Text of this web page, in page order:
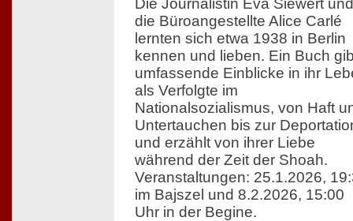
die Büroangestellte Alice Carlé
lernten sich etwa 1938 in Berlin
kennen und lieben. Ein Buch
umfassende Einblicke in ihr
als Verfolgte im
Nationalsozialismus, von Haft
Untertauchen bis zur
und erzählt von ihrer Liebe
während der Zeit der Shoah.
Veranstaltungen: 25.1.2026,
im Bajszel und 8.2.2026, 15:00
Uhr in der Begine.